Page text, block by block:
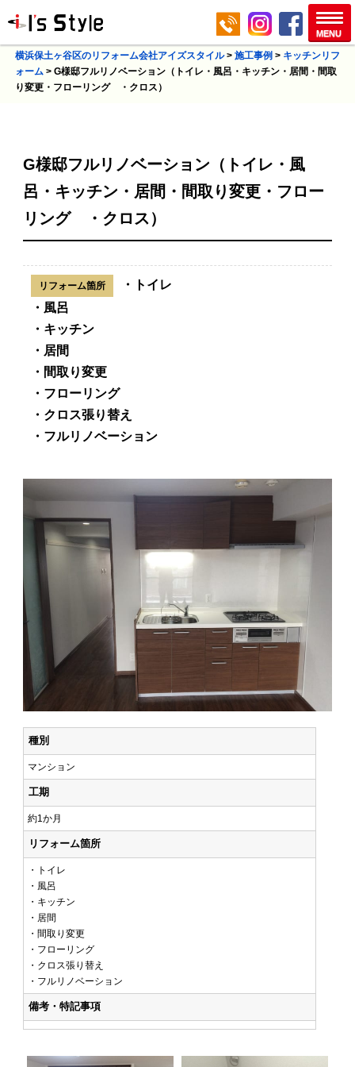
横浜保土ヶ谷区のリフォーム会社アイズスタイル> 施工事例 > キッチンリフ
ォーム> G様邸フルリノベーション（トイレ・風呂・キッチン・居間・間取
り変更・フローリング ・クロス）
G様邸フルリノベーション（トイレ・風
呂・キッチン・居間・間取り変更・フロー
リング ・クロス）
リフォーム箇所
・トイレ
・風呂
・キッチン
・居間
・間取り変更
・フローリング
・クロス張り替え
・フルリノベーション
種別
マンション
工期
約1か月
リフォーム箇所
・トイレ
・風呂
・キッチン
・居間
・間取り変更
・フローリング
・クロス張り替え
・フルリノベーション
備考・特記事項